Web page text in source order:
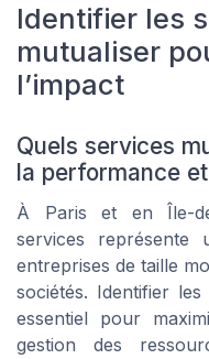
Identifier les
mutualiser
l’impact
Quels services
la performance
À Paris et en Île-
services représente
entreprises de taille
sociétés. Identifier
essentiel pour
gestion des